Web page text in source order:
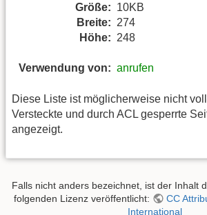
Größe: 10KB
Breite: 274
Höhe: 248
Verwendung von: anrufen
Diese Liste ist möglicherweise nicht
Versteckte und durch ACL gesperrte
angezeigt.
Falls nicht anders bezeichnet, ist der Inhalt
folgenden Lizenz veröffentlicht:
CC
International